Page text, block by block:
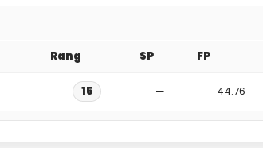
Rang SP FP
15 — 44.76